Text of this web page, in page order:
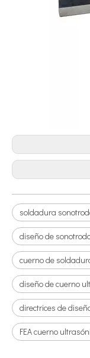
soldadura
diseño de
cuerno de
diseño de cuerno
directrices de
FEA cuerno